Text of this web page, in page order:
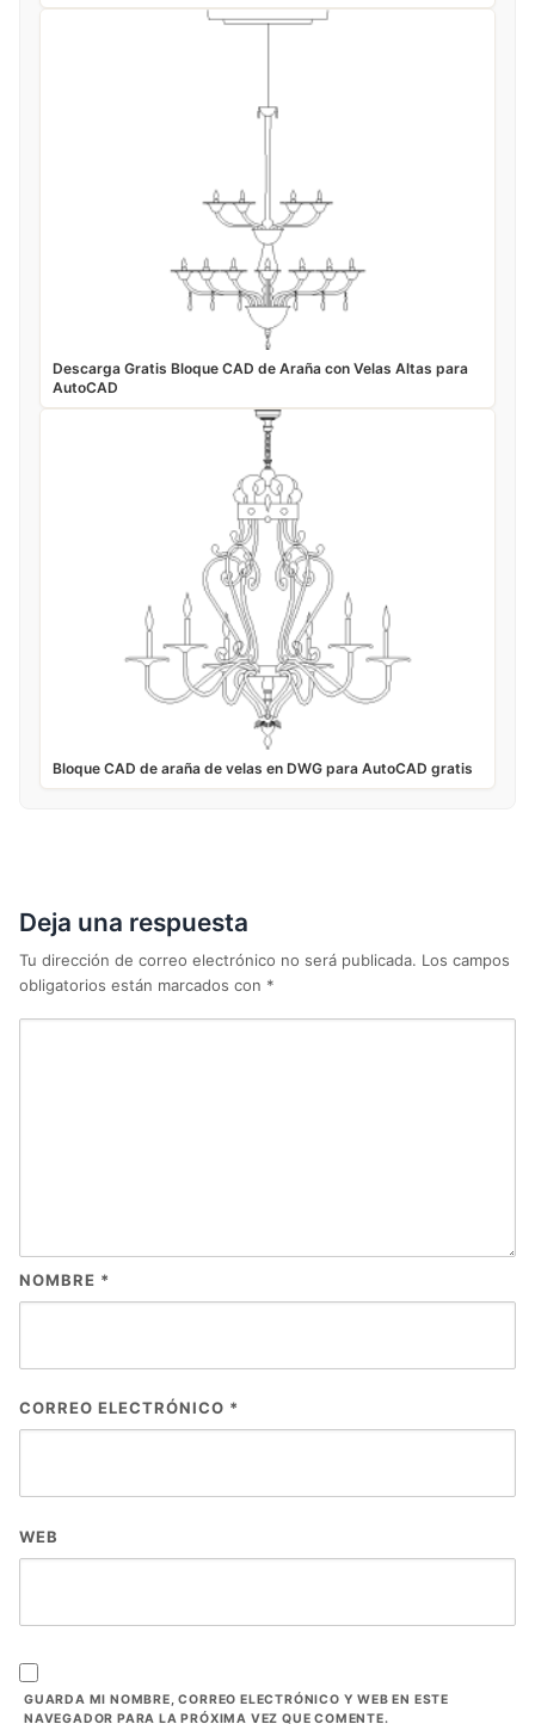
Descarga Gratis Bloque CAD de Araña con Velas Altas para
AutoCAD
Bloque CAD de araña de velas en DWG para AutoCAD gratis
Deja una respuesta
Tu dirección de correo electrónico no será publicada. Los campos
obligatorios están marcados con *
NOMBRE *
CORREO ELECTRÓNICO *
WEB
GUARDA MI NOMBRE, CORREO ELECTRÓNICO Y WEB EN ESTE
NAVEGADOR PARA LA PRÓXIMA VEZ QUE COMENTE.